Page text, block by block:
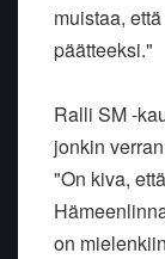
muistaa,
päätteeksi."
Ralli SM -
jonkin
"On kiva,
on